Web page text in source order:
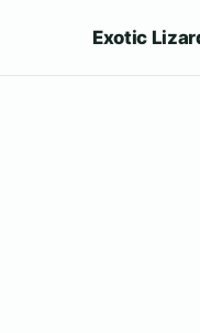
Exotic